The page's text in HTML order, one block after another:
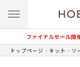
ファイナルセール
トップページ キット ソ